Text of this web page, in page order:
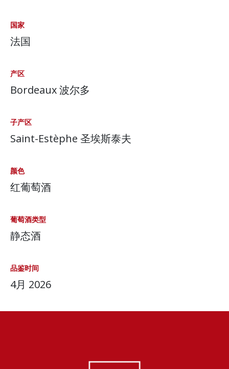
国家
法国
产区
Bordeaux 波尔多
子产区
Saint-Estèphe 圣埃斯泰夫
颜色
红葡萄酒
葡萄酒类型
静态酒
品鉴时间
4月 2026